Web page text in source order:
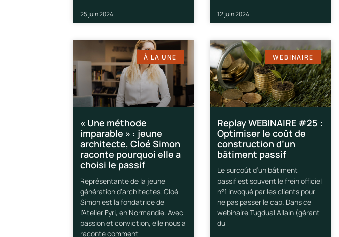
25 juin 2024 12 juin 2024
À LA UNE
« Une méthode
imparable » : jeune
architecte, Cloé Simon
raconte pourquoi elle a
choisi le passif
Représentante de la jeune
génération d’architectes, Cloé
Simon est la fondatrice de
l’Atelier Fyri, en Normandie. Avec
passion et conviction, elle nous a
raconté comment
WEBINAIRE
Replay WEBINAIRE #25 :
Optimiser le coût de
construction d’un
bâtiment passif
Le surcoût d’un bâtiment
passif est souvent le frein officiel
n°1 invoqué par les clients pour
ne pas passer le cap. Dans ce
webinaire Tugdual Allain (gérant
du